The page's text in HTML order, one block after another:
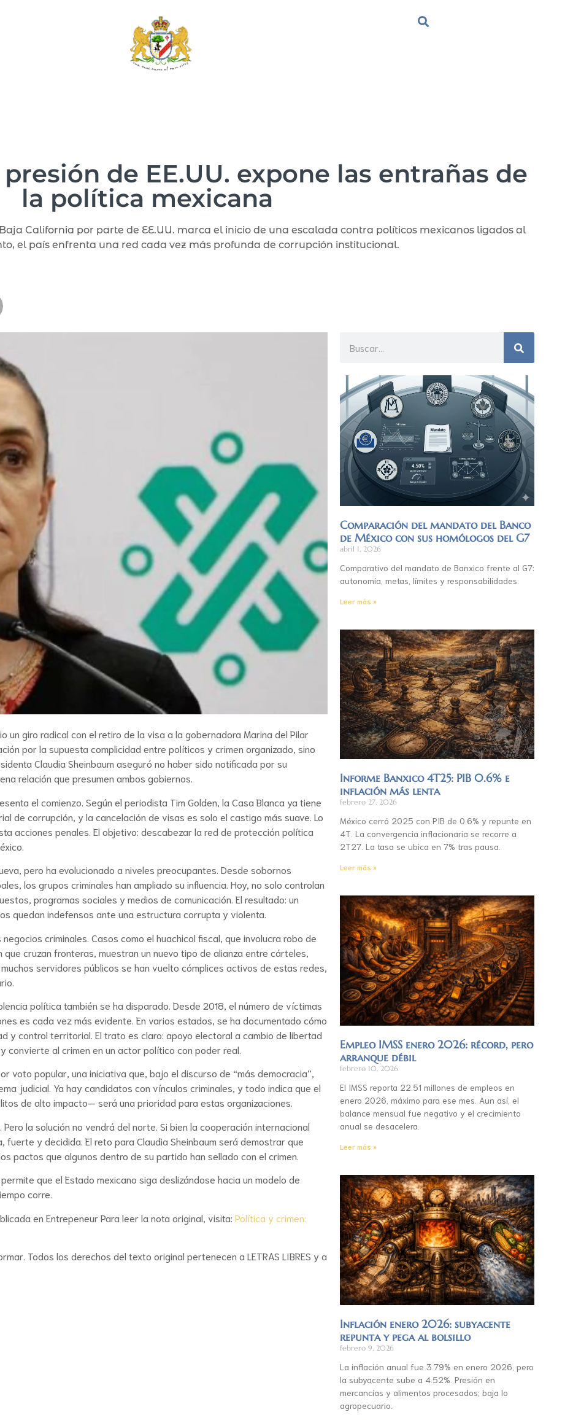
de EE.UU. expone las entrañas de
la política mexicana
California por parte de EE.UU. marca el inicio de una escalada contra políticos mexicanos ligados al
el país enfrenta una red cada vez más profunda de corrupción institucional.
un giro radical con el retiro de la visa a la gobernadora Marina del Pilar
por la supuesta complicidad entre políticos y crimen organizado, sino
Claudia Sheinbaum aseguró no haber sido notificada por su
relación que presumen ambos gobiernos.
el comienzo. Según el periodista Tim Golden, la Casa Blanca ya tiene
de corrupción, y la cancelación de visas es solo el castigo más suave. Lo
acciones penales. El objetivo: descabezar la red de protección política
pero ha evolucionado a niveles preocupantes. Desde sobornos
los grupos criminales han ampliado su influencia. Hoy, no solo controlan
programas sociales y medios de comunicación. El resultado: un
quedan indefensos ante una estructura corrupta y violenta.
criminales. Casos como el huachicol fiscal, que involucra robo de
cruzan fronteras, muestran un nuevo tipo de alianza entre cárteles,
servidores públicos se han vuelto cómplices activos de estas redes,
política también se ha disparado. Desde 2018, el número de víctimas
es cada vez más evidente. En varios estados, se ha documentado cómo
y control territorial. El trato es claro: apoyo electoral a cambio de libertad
al crimen en un actor político con poder real.
voto popular, una iniciativa que, bajo el discurso de “más democracia”,
judicial. Ya hay candidatos con vínculos criminales, y todo indica que el
de alto impacto— será una prioridad para estas organizaciones.
la solución no vendrá del norte. Si bien la cooperación internacional
y decidida. El reto para Claudia Sheinbaum será demostrar que
pactos que algunos dentro de su partido han sellado con el crimen.
que el Estado mexicano siga deslizándose hacia un modelo de
corre.
en Entrepeneur Para leer la nota original, visita: Política y crimen:
Todos los derechos del texto original pertenecen a LETRAS LIBRES y a
Comparación del mandato del Banco
de México con sus homólogos del G7
abril 1, 2026
Comparativo del mandato de Banxico frente al G7:
autonomía, metas, límites y responsabilidades.
Leer más »
Informe Banxico 4T25: PIB 0.6% e
inflación más lenta
febrero 27, 2026
México cerró 2025 con PIB de 0.6% y repunte en
4T. La convergencia inflacionaria se recorre a
2T27. La tasa se ubica en 7% tras pausa.
Leer más »
Empleo IMSS enero 2026: récord, pero
arranque débil
febrero 10, 2026
El IMSS reporta 22.51 millones de empleos en
enero 2026, máximo para ese mes. Aun así, el
balance mensual fue negativo y el crecimiento
anual se desacelera.
Leer más »
Inflación enero 2026: subyacente
repunta y pega al bolsillo
febrero 9, 2026
La inflación anual fue 3.79% en enero 2026, pero
la subyacente sube a 4.52%. Presión en
mercancías y alimentos procesados; baja lo
agropecuario.